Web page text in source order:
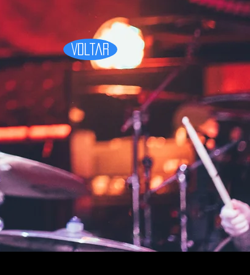
Voltar
Voltar